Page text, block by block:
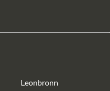
Leonbronn